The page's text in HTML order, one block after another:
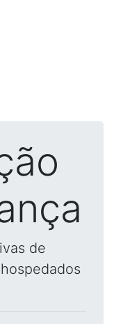
de